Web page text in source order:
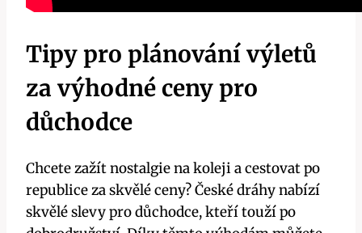
Tipy pro plánování výletů
za výhodné ceny pro
důchodce
Chcete zažít nostalgie na koleji a cestovat po
republice za skvělé ceny? České dráhy nabízí
skvělé slevy pro důchodce, kteří touží po